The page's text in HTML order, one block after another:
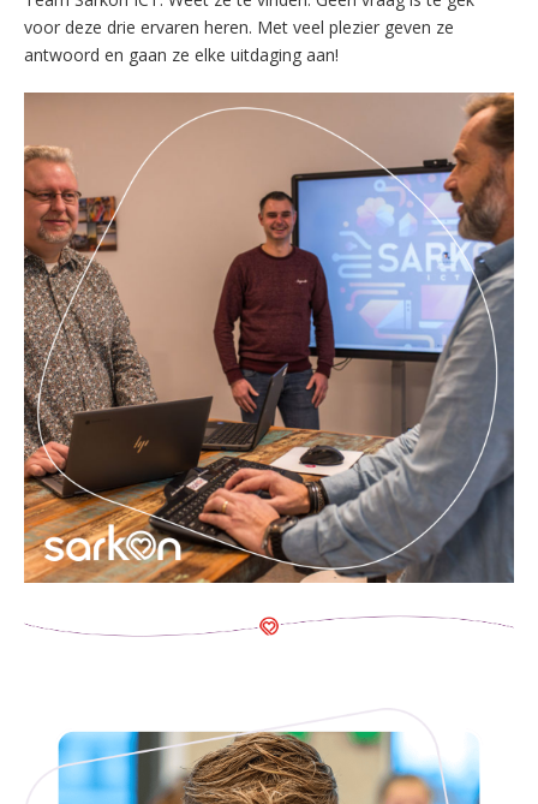
voor deze drie ervaren heren. Met veel plezier geven ze
antwoord en gaan ze elke uitdaging aan!